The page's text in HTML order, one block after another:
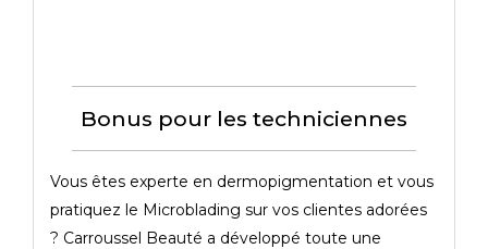
Bonus pour les techniciennes
Vous êtes experte en dermopigmentation et vous
pratiquez le Microblading sur vos clientes adorées
? Carroussel Beauté a développé toute une